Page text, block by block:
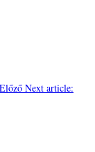
Előző Next article: